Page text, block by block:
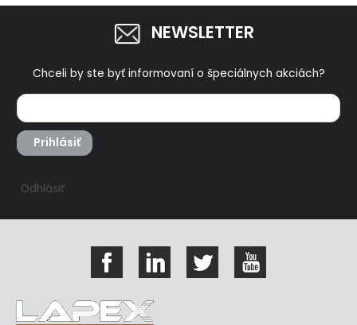
NEWSLETTER
Chceli by ste byť informovaní o špeciálnych akciách?
Prihlásiť
Odhlásiť